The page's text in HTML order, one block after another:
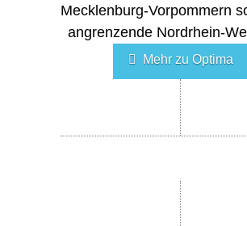
Mecklenburg-Vorpommern
angrenzende Nordrhein-
Mehr zu Optima